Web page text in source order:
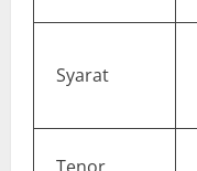
Syarat